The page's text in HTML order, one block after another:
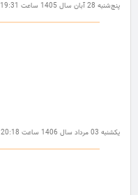
پنج‌شنبه 28 آبان سال 1405 ساعت 19:31
یکشنبه 03 مرداد سال 1406 ساعت 20:18